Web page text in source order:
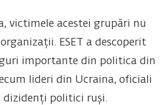
victimele acestei grupări nu
ESET a descoperit
importante din politica din
lideri din Ucraina, oficiali
dizidenți politici ruși.